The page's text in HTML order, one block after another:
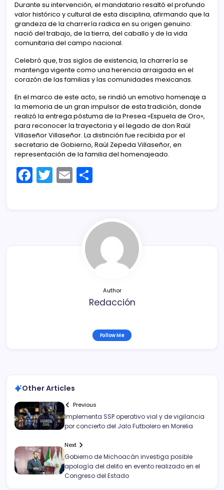
Durante su intervención, el mandatario resaltó el profundo
valor histórico y cultural de esta disciplina, afirmando que la
grandeza de la charrería radica en su origen genuino:
nació del trabajo, de la tierra, del caballo y de la vida
comunitaria del campo nacional.
Celebró que, tras siglos de existencia, la charrería se
mantenga vigente como una herencia arraigada en el
corazón de las familias y las comunidades mexicanas.
En el marco de este acto, se rindió un emotivo homenaje a
la memoria de un gran impulsor de esta tradición, donde
realizó la entrega póstuma de la Presea «Espuela de Oro»,
para reconocer la trayectoria y el legado de don Raúl
Villaseñor Villaseñor. La distinción fue recibida por el
secretario de Gobierno, Raúl Zepeda Villaseñor, en
representación de la familia del homenajeado.
F T E
p
ar
tir
Author
Redacción
Follow Me
Other Articles
Previous
Implementa SSP operativo vial y de vigilancia
por concierto del Jalo Futbolero en Morelia
Next
Gobierno de Michoacán investiga posible
apología del delito en evento realizado en el
Congreso del Estado